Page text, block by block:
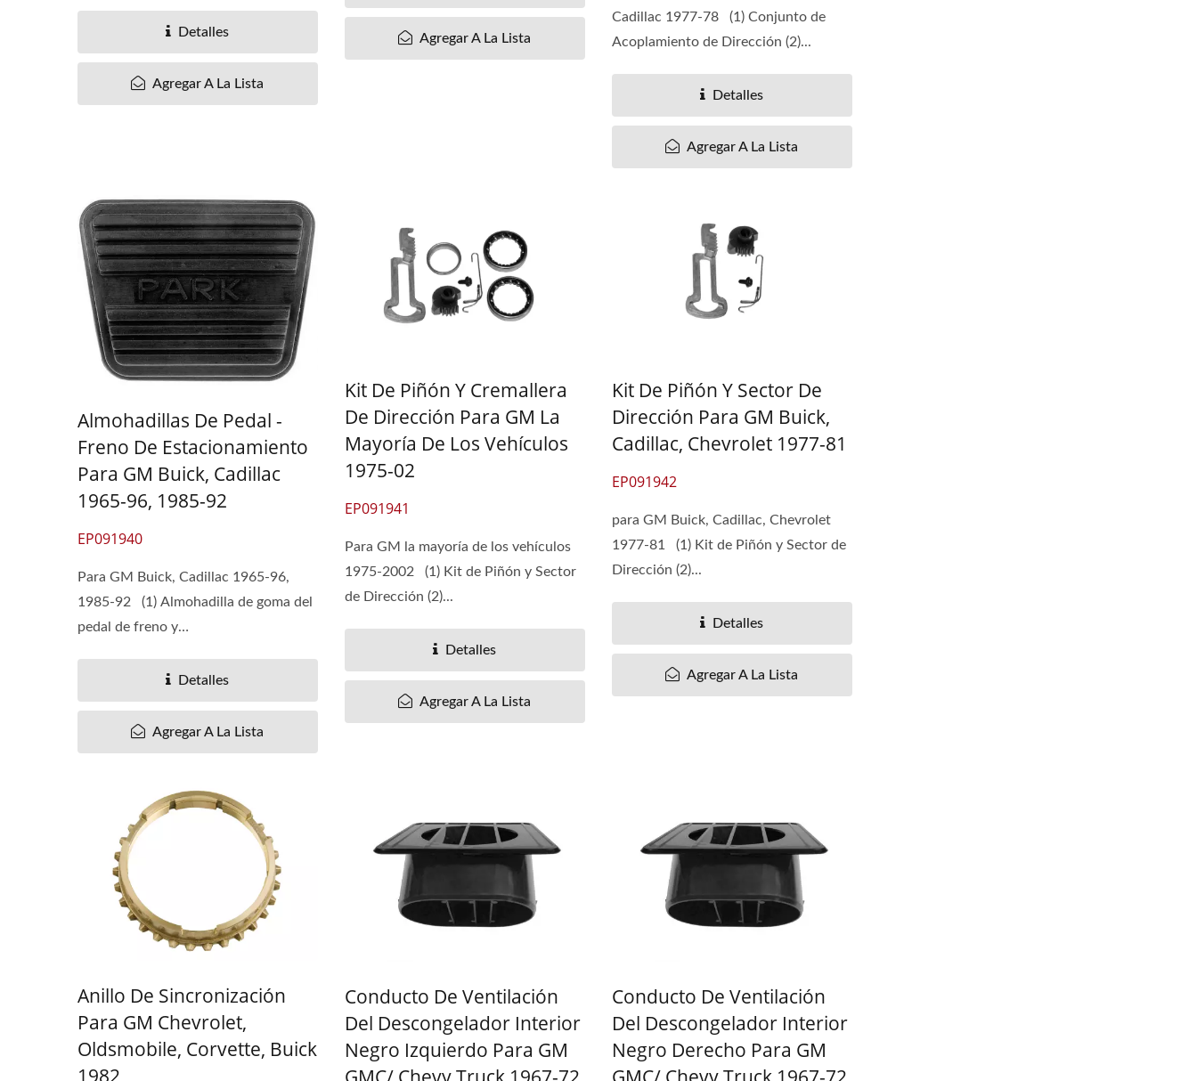
Detalles
Agregar A La Lista
Agregar A La Lista
Cadillac 1977-78 (1) Conjunto de
Acoplamiento de Dirección (2)...
Detalles
Agregar A La Lista
Almohadillas De Pedal -
Freno De Estacionamiento
Para GM Buick, Cadillac
1965-96, 1985-92
EP091940
Para GM Buick, Cadillac 1965-96,
1985-92 (1) Almohadilla de goma del
pedal de freno y
Detalles
Agregar A La Lista
Kit De Piñón Y Cremallera
De Dirección Para GM La
Mayoría De Los Vehículos
1975-02
EP091941
Para GM la mayoría de los vehículos
1975-2002 (1) Kit de Piñón y Sector
de Dirección (2)...
Detalles
Agregar A La Lista
Kit De Piñón Y Sector De
Dirección Para GM Buick,
Cadillac, Chevrolet 1977-81
EP091942
para GM Buick, Cadillac, Chevrolet
1977-81 (1) Kit de Piñón y Sector de
Dirección (2)...
Detalles
Agregar A La Lista
Anillo De Sincronización
Para GM Chevrolet,
Oldsmobile, Corvette, Buick
1982
Conducto De Ventilación
Del Descongelador Interior
Negro Izquierdo Para GM
Conducto De Ventilación
Del Descongelador Interior
Negro Derecho Para GM